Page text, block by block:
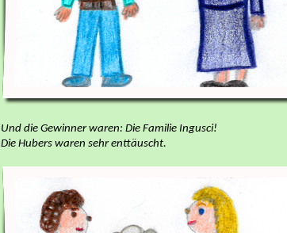
Und die Gewinner waren: Die Familie Ingusci!
Die Hubers waren sehr enttäuscht.